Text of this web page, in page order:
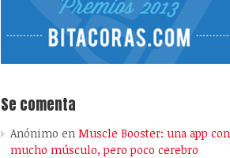
Se comenta
Anónimo en Muscle Booster: una app con
mucho músculo, pero poco cerebro